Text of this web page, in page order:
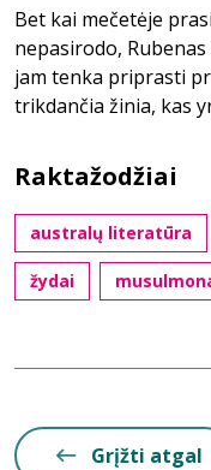
Bet kai mečetėje
nepasirodo,
jam tenka priprasti
trikdančia žinia, kas
Raktažodžiai
australų literatūra
žydai
Grįžti atgal